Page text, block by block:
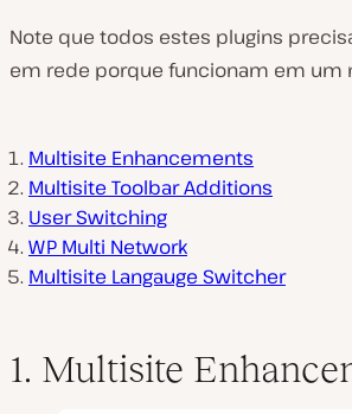
Note que todos estes plugins
em rede porque funcionam em um
Multisite Enhancements
Multisite Toolbar Additions
User Switching
WP Multi Network
Multisite Langauge Switcher
1. Multisite